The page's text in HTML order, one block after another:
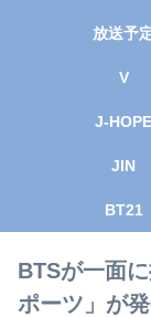
放送予
V
J-HOPE
JIN
BT21
BTSが一面
ポーツ」が